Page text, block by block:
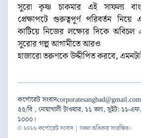
সুরো কৃষ্ণ চাকমার এই সাফল্য
প্রেক্ষাপটে গুরুত্বপূর্ণ পরিবর্তন নিয়ে
কাটিয়ে নিজের লক্ষ্যের দিকে অবিচল
সুরোর গল্প আগামীতে আরও
হাজারো তরুণকে উদ্দীপিত করবে, এমনটাই
কর্পোরেট সংবাদcorporatesangbad@gmail.com
৫৫/বি , নোয়াখালী টাওয়ার, ১১ তলা, সুইট: ১১-
১০০০।
© ২০২৬ কর্পোরেট সংবাদ | সকল অধিকার সংরক্ষিত।